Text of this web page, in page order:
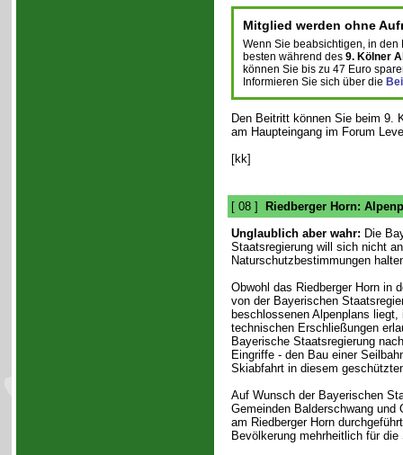
Mitglied werden ohne
Wenn Sie beabsichtigen, in
besten während des 9. Kölner
können Sie bis zu 47 Euro
Informieren Sie sich über die
Den Beitritt können Sie beim 9.
am Haupteingang im Forum
[kk]
[ 08 ]
Riedberger Horn:
Unglaublich aber wahr: Die
Staatsregierung will sich nicht
Naturschutzbestimmungen
Obwohl das Riedberger Horn in
von der Bayerischen
beschlossenen Alpenplans liegt,
technischen Erschließungen
Bayerische Staatsregierung
Eingriffe - den Bau einer
Skiabfahrt in diesem
Auf Wunsch der Bayerischen
Gemeinden Balderschwang und
am Riedberger Horn
Bevölkerung mehrheitlich für